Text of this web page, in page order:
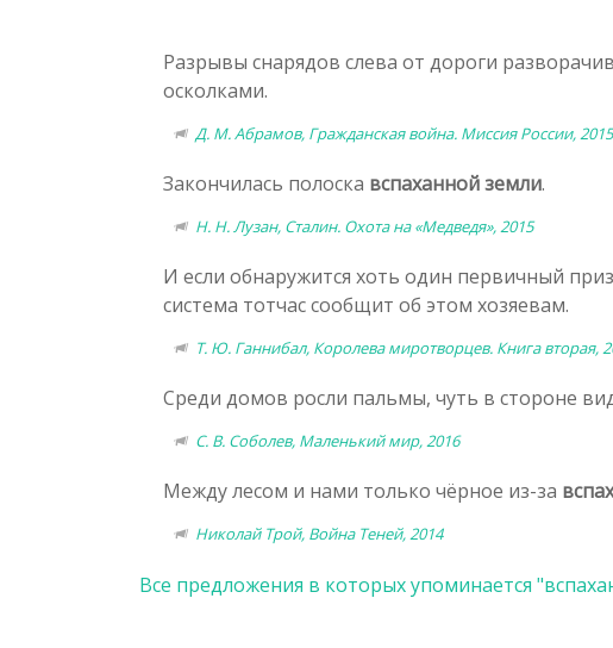
Разрывы снарядов слева от дороги
осколками.
Д. М. Абрамов, Гражданская война. Миссия России, 2015
Закончилась полоска вспаханной земли.
Н. Н. Лузан, Сталин. Охота на «Медведя», 2015
И если обнаружится хоть один первичный
система тотчас сообщит об этом хозяевам.
Т. Ю. Ганнибал, Королева миротворцев. Книга вторая,
Среди домов росли пальмы, чуть в стороне
С. В. Соболев, Маленький мир, 2016
Между лесом и нами только чёрное из-за
Николай Трой, Война Теней, 2014
Все предложения в которых упоминается "